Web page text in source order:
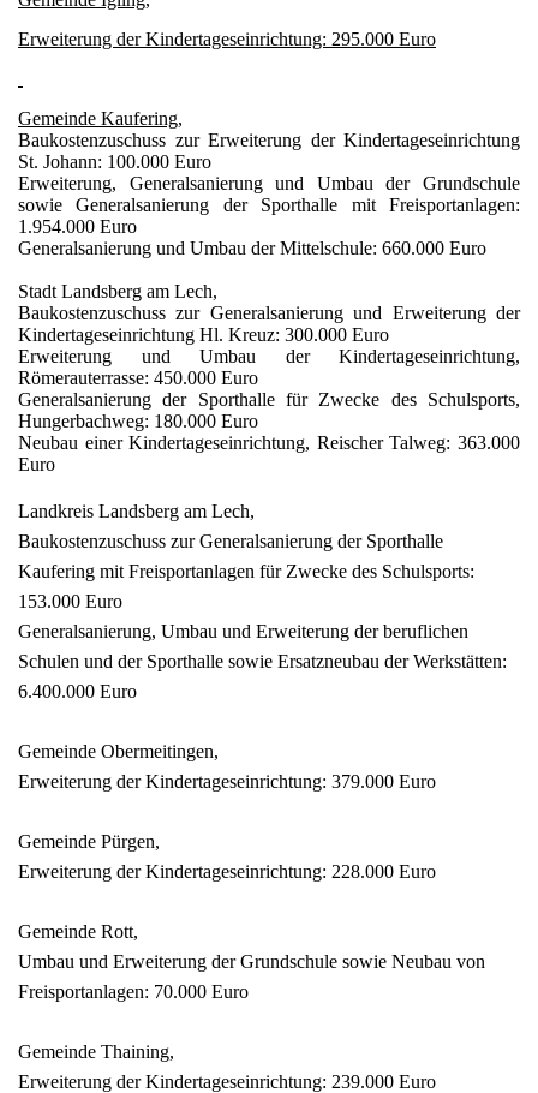
Erweiterung der Kindertageseinrichtung: 295.000 Euro
Gemeinde Kaufering,
Baukostenzuschuss zur Erweiterung der Kindertageseinrichtung
St. Johann: 100.000 Euro
Erweiterung, Generalsanierung und Umbau der Grundschule
sowie Generalsanierung der Sporthalle mit Freisportanlagen:
1.954.000 Euro
Generalsanierung und Umbau der Mittelschule: 660.000 Euro
Stadt Landsberg am Lech,
Baukostenzuschuss zur Generalsanierung und Erweiterung der
Kindertageseinrichtung Hl. Kreuz: 300.000 Euro
Erweiterung und Umbau der Kindertageseinrichtung,
Römerauterrasse: 450.000 Euro
Generalsanierung der Sporthalle für Zwecke des Schulsports,
Hungerbachweg: 180.000 Euro
Neubau einer Kindertageseinrichtung, Reischer Talweg: 363.000
Euro
Landkreis Landsberg am Lech,
Baukostenzuschuss zur Generalsanierung der Sporthalle
Kaufering mit Freisportanlagen für Zwecke des Schulsports:
153.000 Euro
Generalsanierung, Umbau und Erweiterung der beruflichen
Schulen und der Sporthalle sowie Ersatzneubau der Werkstätten:
6.400.000 Euro
Gemeinde Obermeitingen,
Erweiterung der Kindertageseinrichtung: 379.000 Euro
Gemeinde Pürgen,
Erweiterung der Kindertageseinrichtung: 228.000 Euro
Gemeinde Rott,
Umbau und Erweiterung der Grundschule sowie Neubau von
Freisportanlagen: 70.000 Euro
Gemeinde Thaining,
Erweiterung der Kindertageseinrichtung: 239.000 Euro